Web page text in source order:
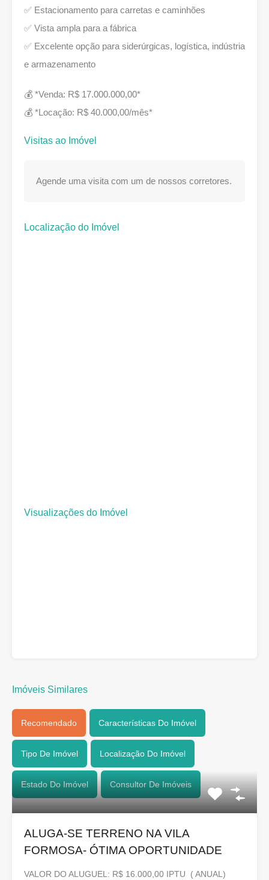
✅ Estacionamento para carretas e caminhões
✅ Vista ampla para a fábrica
✅ Excelente opção para siderúrgicas, logística, indústria
e armazenamento
💰 *Venda: R$ 17.000.000,00*
💰 *Locação: R$ 40.000,00/mês*
Visitas ao Imóvel
Agende uma visita com um de nossos corretores.
Localização do Imóvel
Visualizações do Imóvel
Imóveis Similares
Recomendado Características Do Imóvel
Tipo De Imóvel Localização Do Imóvel
Estado Do Imóvel Consultor De Imóveis
ALUGA-SE TERRENO NA VILA
FORMOSA- ÓTIMA OPORTUNIDADE
VALOR DO ALUGUEL: R$ 16.000,00 IPTU ( ANUAL)